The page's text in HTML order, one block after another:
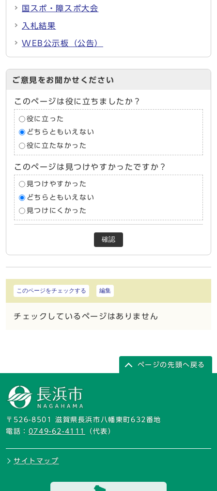
国スポ・障スポ大会
入札結果
WEB公示板（公告）
ご意見をお聞かせください
このページは役に立ちましたか？
役に立った
どちらともいえない
役に立たなかった
このページは見つけやすかったですか？
見つけやすかった
どちらともいえない
見つけにくかった
確認
このページをチェックする 編集
チェックしているページはありません
ページの先頭へ戻る
〒526-8501 滋賀県長浜市八幡東町632番地
電話： 0749-62-4111 （代表）
サイトマップ